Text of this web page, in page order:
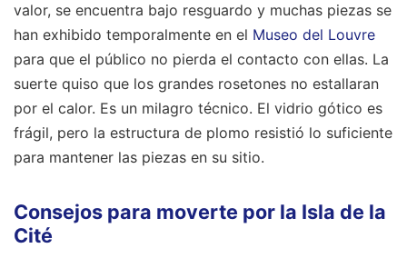
valor, se encuentra bajo resguardo y muchas piezas se
han exhibido temporalmente en el Museo del Louvre
para que el público no pierda el contacto con ellas. La
suerte quiso que los grandes rosetones no estallaran
por el calor. Es un milagro técnico. El vidrio gótico es
frágil, pero la estructura de plomo resistió lo suficiente
para mantener las piezas en su sitio.
Consejos para moverte por la Isla de la
Cité